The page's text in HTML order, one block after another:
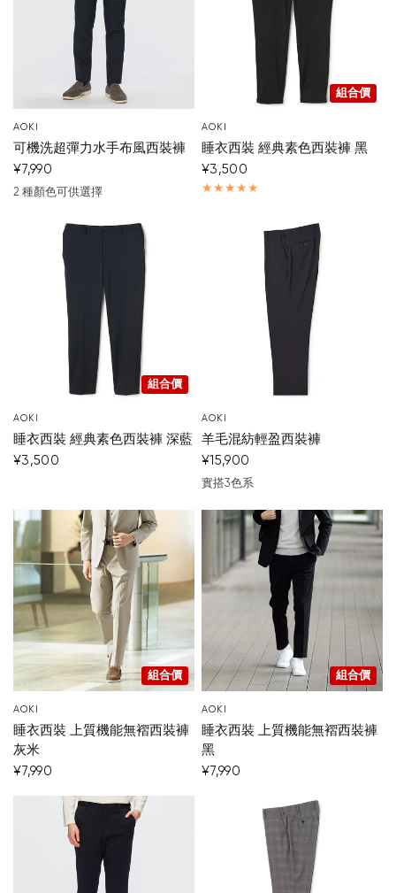
AOKI
可機洗超彈力水手布風西裝褲
¥7,990
深藍米色
2 種顏色可供選擇
組合價
AOKI
睡衣西裝 經典素色西裝褲 黑
¥3,500
組合價
AOKI
睡衣西裝 經典素色西裝褲 深藍
¥3,500
AOKI
羊毛混紡輕盈西裝褲
¥15,900
深藍 黑 灰色
實搭3色系
組合價
AOKI
睡衣西裝 上質機能無褶西裝褲
灰米
¥7,990
組合價
AOKI
睡衣西裝 上質機能無褶西裝褲
黑
¥7,990